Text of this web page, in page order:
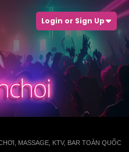
Login or Sign Up
MASSAGE, KTV, BAR TOÀN QUỐC